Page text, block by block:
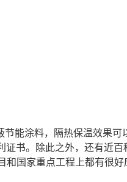
节能涂料，隔热保温效果可
书。除此之外，还有近
国家重点工程上都有很好